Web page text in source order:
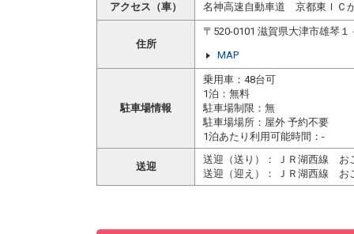
アクセス（車） 名神高速自動車道 京都東ＩＣ
住所
〒520-0101 滋賀県大津市雄琴１
MAP
駐車場情報
乗用車：48台可
1泊：無料
駐車場制限：無
駐車場場所：屋外 予約不要
1泊あたり利用可能時間：-
送迎
送迎（送り）： ＪＲ湖西線 お
送迎（迎え）： ＪＲ湖西線 お